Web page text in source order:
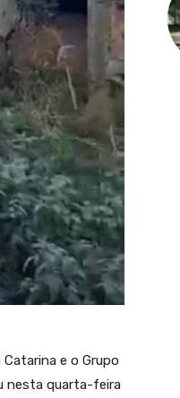
e o Grupo
nesta quarta-feira